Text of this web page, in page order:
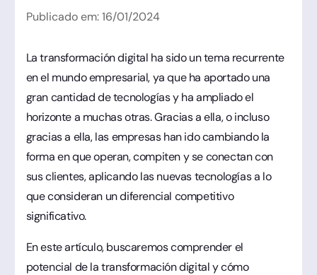
Publicado em: 16/01/2024
La transformación digital ha sido un tema recurrente
en el mundo empresarial, ya que ha aportado una
gran cantidad de tecnologías y ha ampliado el
horizonte a muchas otras. Gracias a ella, o incluso
gracias a ella, las empresas han ido cambiando la
forma en que operan, compiten y se conectan con
sus clientes, aplicando las nuevas tecnologías a lo
que consideran un diferencial competitivo
significativo.
En este artículo, buscaremos comprender el
potencial de la transformación digital y cómo